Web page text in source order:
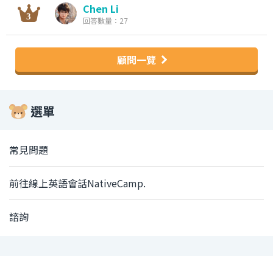
Chen Li
回答數量：27
顧問一覽
選單
常見問題
前往線上英語會話NativeCamp.
諮詢